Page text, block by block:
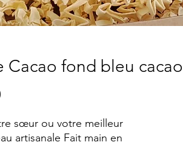
fond bleu cacao
sœur ou votre meilleur
artisanale Fait main en